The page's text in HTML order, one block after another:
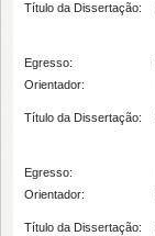
Título da Dissertação:
Egresso:
Orientador:
Título da Dissertação:
Egresso:
Orientador:
Título da Dissertação: